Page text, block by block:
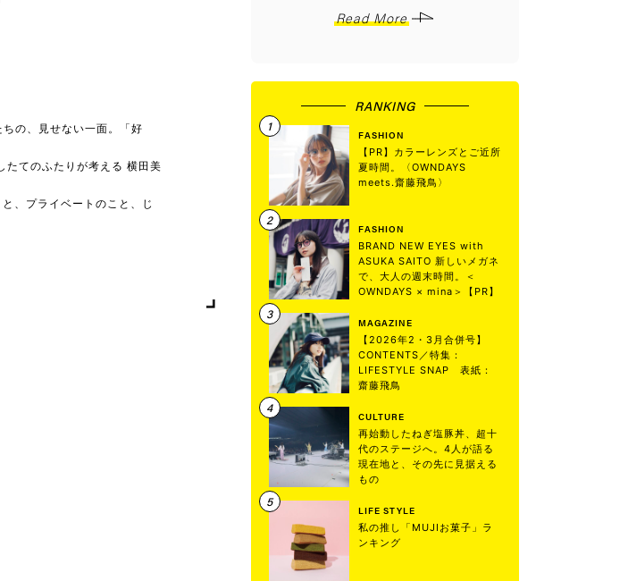
の、見せない一面。「好
てのふたりが考える 横田美
プライベートのこと、じ
Read More
RANKING
FASHION
【PR】カラーレンズとご近所
夏時間。〈OWNDAYS
meets.齋藤飛鳥〉
FASHION
BRAND NEW EYES with
ASUKA SAITO 新しいメガネ
で、大人の週末時間。＜
OWNDAYS × mina＞【PR】
MAGAZINE
【2026年2・3月合併号】
CONTENTS／特集：
LIFESTYLE SNAP 表紙：
齋藤飛鳥
CULTURE
再始動したねぎ塩豚丼、超十
代のステージへ。4人が語る
現在地と、その先に見据える
もの
LIFE STYLE
私の推し「MUJIお菓子」ラ
ンキング